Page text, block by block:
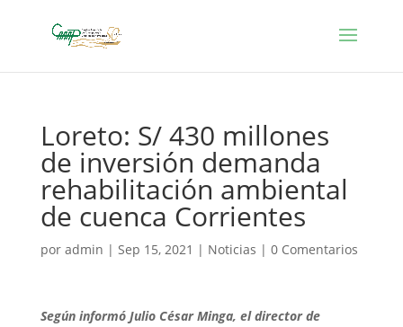
Loreto: S/ 430 millones
de inversión demanda
rehabilitación ambiental
de cuenca Corrientes
por admin | Sep 15, 2021 | Noticias | 0 Comentarios
Según informó Julio César Minga, el director de